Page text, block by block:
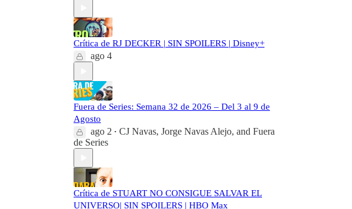
Crítica de RJ DECKER | SIN SPOILERS | Disney+
ago 4
Fuera de Series: Semana 32 de 2026 – Del 3 al 9 de
Agosto
ago 2 • CJ Navas, Jorge Navas Alejo, and Fuera
de Series
Crítica de STUART NO CONSIGUE SALVAR EL
UNIVERSO| SIN SPOILERS | HBO Max